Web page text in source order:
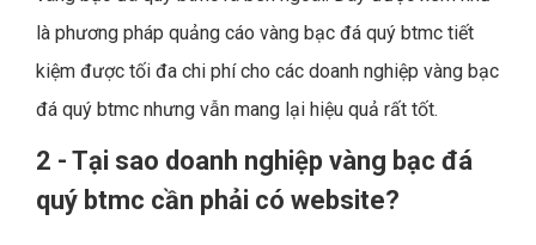
là phương pháp quảng cáo vàng bạc đá quý btmc tiết
kiệm được tối đa chi phí cho các doanh nghiệp vàng bạc
đá quý btmc nhưng vẫn mang lại hiệu quả rất tốt.
2 - Tại sao doanh nghiệp vàng bạc đá
quý btmc cần phải có website?